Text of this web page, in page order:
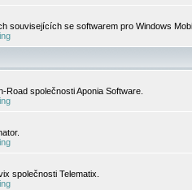
souvisejících se softwarem pro Windows
společnosti Aponia Software.
společnosti Telematix.